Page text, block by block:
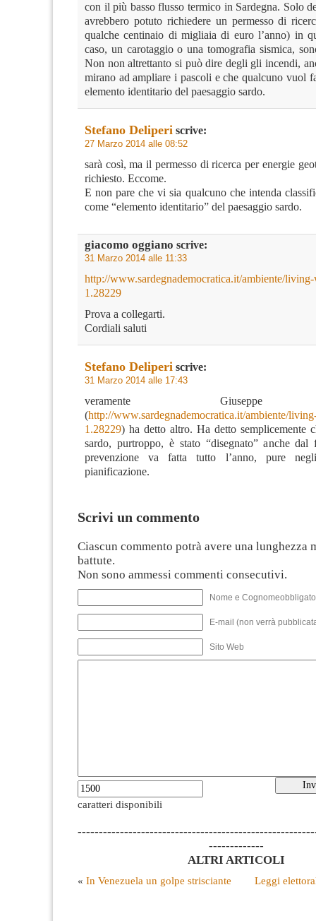
con il più basso flusso termico in Sardegna. Solo
avrebbero potuto richiedere un permesso di
qualche centinaio di migliaia di euro l’anno) in
caso, un carotaggio o una tomografia sismica,
Non non altrettanto si può dire degli gli incendi,
mirano ad ampliare i pascoli e che qualcuno vuol
elemento identitario del paesaggio sardo.
Stefano Deliperi scrive:
27 Marzo 2014 alle 08:52
sarà così, ma il permesso di ricerca per energie
richiesto. Eccome.
E non pare che vi sia qualcuno che intenda
come “elemento identitario” del paesaggio sardo.
giacomo oggiano scrive:
31 Marzo 2014 alle 11:33
http://www.sardegnademocratica.it/ambiente/
1.28229‎
Prova a collegarti.
Cordiali saluti
Stefano Deliperi scrive:
31 Marzo 2014 alle 17:43
veramente Giuseppe
(http://www.sardegnademocratica.it/ambiente/
1.28229) ha detto altro. Ha detto semplicemente
sardo, purtroppo, è stato “disegnato” anche
prevenzione va fatta tutto l’anno, pure
pianificazione.
Scrivi un commento
Ciascun commento potrà avere una lunghezza
battute.
Non sono ammessi commenti consecutivi.
Nome e
E-mail (non verrà
Sito Web
caratteri disponibili
-------------
ALTRI ARTICOLI
« In Venezuela un golpe strisciante Leggi